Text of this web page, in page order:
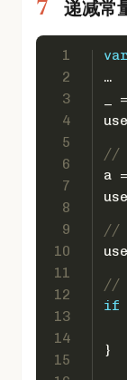
递减常
1
2
3
4
5
6
7
8
9
10
11
12
13
14
15
var
…
_
//
a
//
//
if
}